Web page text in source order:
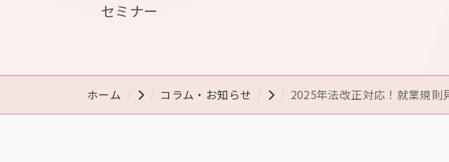
セミナー
ホーム コラム・お知らせ 2025年法改正対応！就業規